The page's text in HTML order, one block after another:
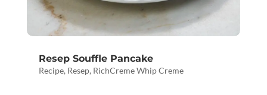
Resep Souffle Pancake
Recipe, Resep, RichCreme Whip Creme